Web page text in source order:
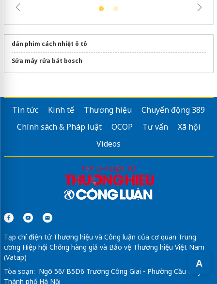
A
dán phim cách nhiệt ô tô
Sửa máy rửa bát bosch
Tin tức Kinh tế Thương hiệu
Chuyển động 389
Chính sách & Pháp luật
OCOP Tư vấn
Xã hội
Videos
Tạp chí điện tử Thương hiệu và Công luận của cơ quan Trung
ương Hiệp hội Chống hàng giả và Bảo vệ Thương hiệu Việt Nam
(Vatap)
Tòa soạn: Ngõ 56/ B5D6 Trương Công Giai - Phường Cầu Giấy -
Thành phố Hà Nội